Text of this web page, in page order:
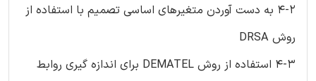
4-2 به دست آوردن متغیرهای اساسی تصمیم با استفاده از
روش DRSA
4-3 استفاده از روش DEMATEL برای اندازه گیری روابط